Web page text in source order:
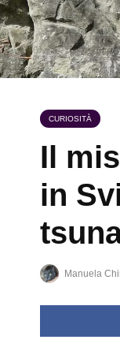
CURIOSITÀ
Il
in
Manuela